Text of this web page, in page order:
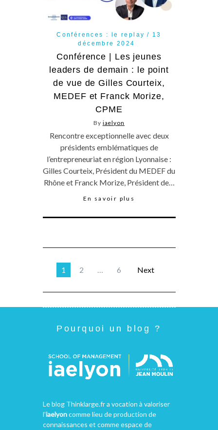
Conférences : le replay
13
décembre 2024
Conférence | Les jeunes
leaders de demain : le point
de vue de Gilles Courteix,
MEDEF et Franck Morize,
CPME
By iaelyon
Rencontre exceptionnelle avec deux
présidents emblématiques de
l’entrepreneuriat en région Lyonnaise :
Gilles Courteix, Président du MEDEF du
Rhône et Franck Morize, Président de…
En savoir plus
1 2 … 6 Next
Pourquoi un blog ?
Le blog Thinklarge.fr a vocation à valoriser
l’iaelyoncomme lieu de production de
connaissances et comme espace de